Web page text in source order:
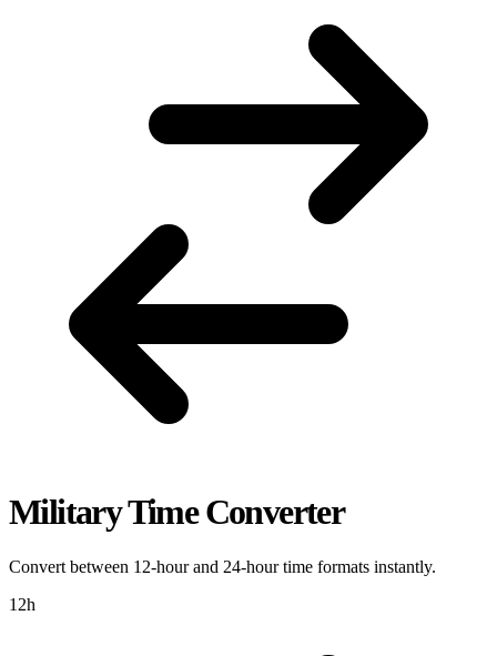
Military Time Converter
Convert between 12-hour and 24-hour time formats instantly.
12h